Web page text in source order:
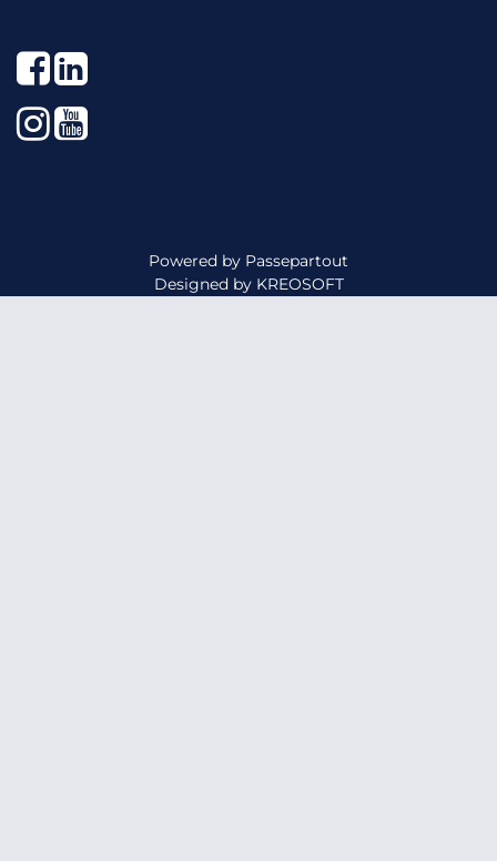
Facebook
LinkedIn
Instagram
YouTube
Powered by Passepartout
Designed by KREOSOFT